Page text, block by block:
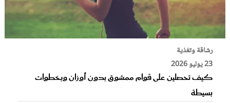
رشاقة وتغذية
23 يوليو 2026
كيف تحصلين على قوام ممشوق بدون أوزان وبخطوات
بسيطة